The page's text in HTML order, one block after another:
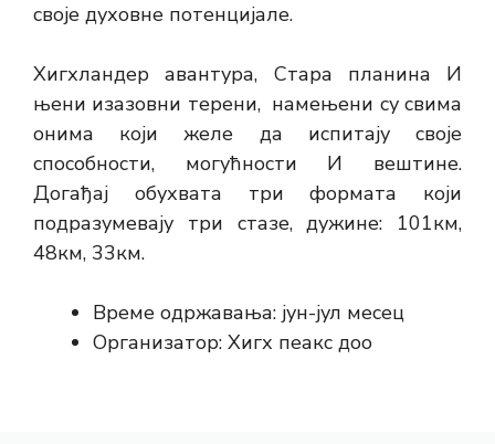
своје духовне потенцијале.
Хигхландер авантура, Стара планина И
њени изазовни терени, намењени су свима
онима који желе да испитају своје
способности, могућности И вештине.
Догађај обухвата три формата који
подразумевају три стазе, дужине: 101км,
48км, 33км.
Време одржавања: јун-јул месец
Организатор: Хигх пеакс доо